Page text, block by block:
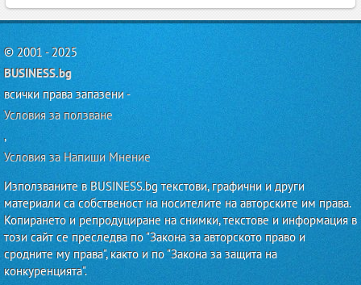
© 2001 - 2025
BUSINESS.bg
всички права запазени -
Условия за ползване
,
Условия за Напиши Мнение
Използваните в BUSINESS.bg текстови, графични и други
материали са собственост на носителите на авторските им права.
Копирането и репродуциране на снимки, текстове и информация в
този сайт се преследва по "Закона за авторското право и
сродните му права", както и по "Закона за защита на
конкуренцията".